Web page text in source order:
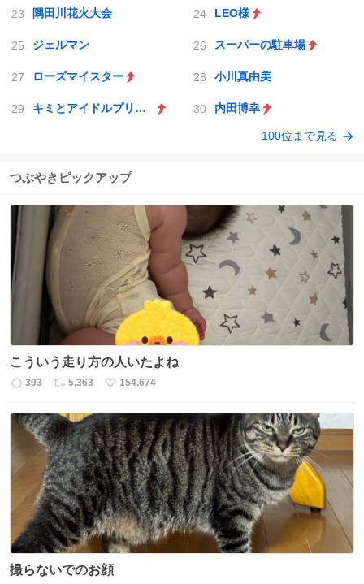
隅田川花火大会 LEO様
ジェルマン スーパーの駐車場
ローズマイスター 小川真由美
キミとアイドルプリキュア♪ 内田博幸
100位まで見る
つぶやきピックアップ
こういう走り方の人いたよね
返
数
393
リ
ス
ト
数
5,363
い
ね
数
154,674
撮らないでのお顔